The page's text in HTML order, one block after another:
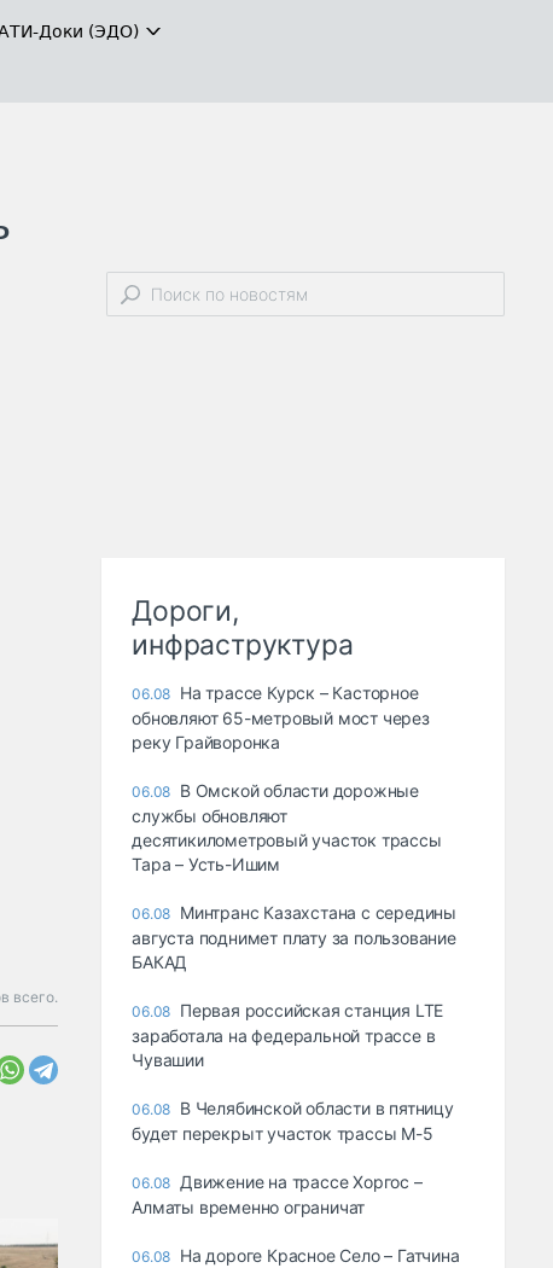
Доки (ЭДО)
всего.
Дороги,
инфраструктура
06.08 На трассе Курск – Касторное
обновляют 65-метровый мост через
реку Грайворонка
06.08 В Омской области дорожные
службы обновляют
десятикилометровый участок трассы
Тара – Усть-Ишим
06.08 Минтранс Казахстана с середины
августа поднимет плату за пользование
БАКАД
06.08 Первая российская станция LTE
заработала на федеральной трассе в
Чувашии
06.08 В Челябинской области в пятницу
будет перекрыт участок трассы М-5
06.08 Движение на трассе Хоргос –
Алматы временно ограничат
06.08 На дороге Красное Село – Гатчина